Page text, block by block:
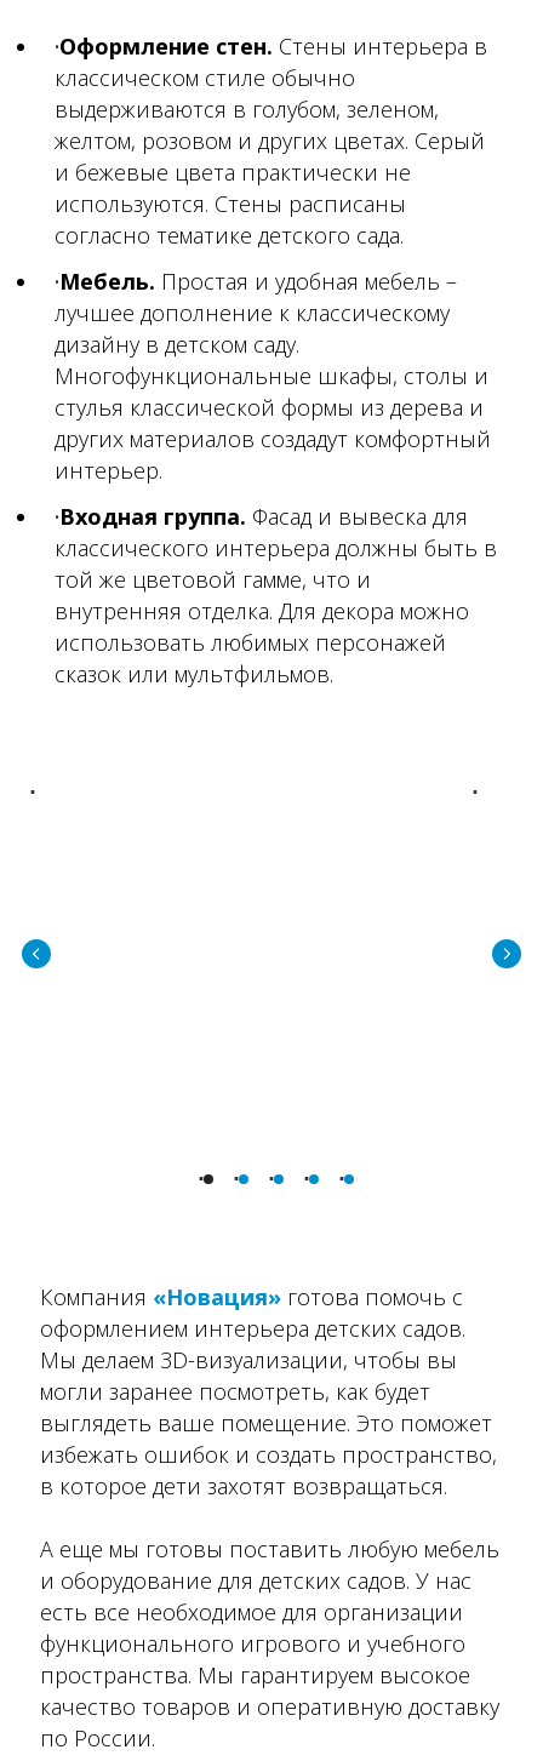
Оформление стен. Стены интерьера в
классическом стиле обычно
выдерживаются в голубом, зеленом,
желтом, розовом и других цветах. Серый
и бежевые цвета практически не
используются. Стены расписаны
согласно тематике детского сада.
Мебель. Простая и удобная мебель –
лучшее дополнение к классическому
дизайну в детском саду.
Многофункциональные шкафы, столы и
стулья классической формы из дерева и
других материалов создадут комфортный
интерьер.
Входная группа. Фасад и вывеска для
классического интерьера должны быть в
той же цветовой гамме, что и
внутренняя отделка. Для декора можно
использовать любимых персонажей
сказок или мультфильмов.
Компания «Новация» готова помочь с
оформлением интерьера детских садов.
Мы делаем 3D-визуализации, чтобы вы
могли заранее посмотреть, как будет
выглядеть ваше помещение. Это поможет
избежать ошибок и создать пространство,
в которое дети захотят возвращаться.
А еще мы готовы поставить любую мебель
и оборудование для детских садов. У нас
есть все необходимое для организации
функционального игрового и учебного
пространства. Мы гарантируем высокое
качество товаров и оперативную доставку
по России.